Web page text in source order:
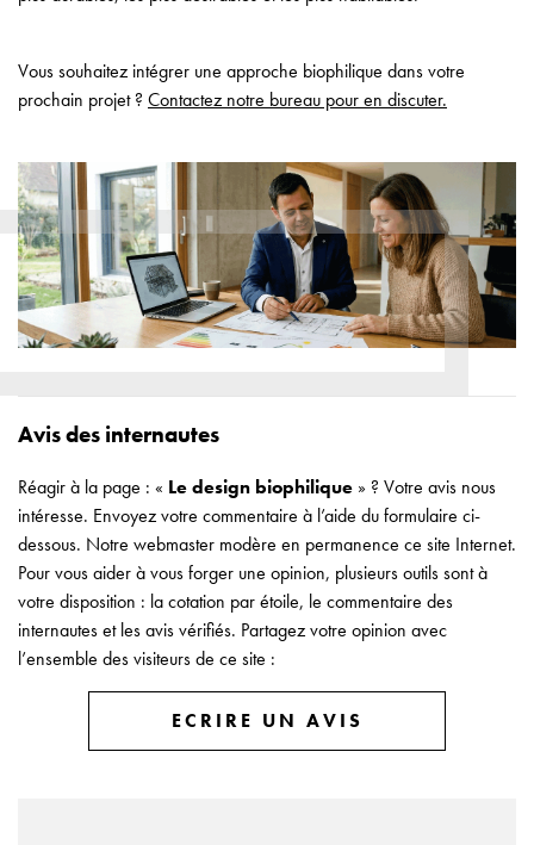
Vous souhaitez intégrer une approche biophilique dans votre
prochain projet ? Contactez notre bureau pour en discuter.
Avis des internautes
Réagir à la page : « Le design biophilique » ? Votre avis nous
intéresse. Envoyez votre commentaire à l’aide du formulaire ci-
dessous. Notre webmaster modère en permanence ce site Internet.
Pour vous aider à vous forger une opinion, plusieurs outils sont à
votre disposition : la cotation par étoile, le commentaire des
internautes et les avis vérifiés. Partagez votre opinion avec
l’ensemble des visiteurs de ce site :
ECRIRE UN AVIS